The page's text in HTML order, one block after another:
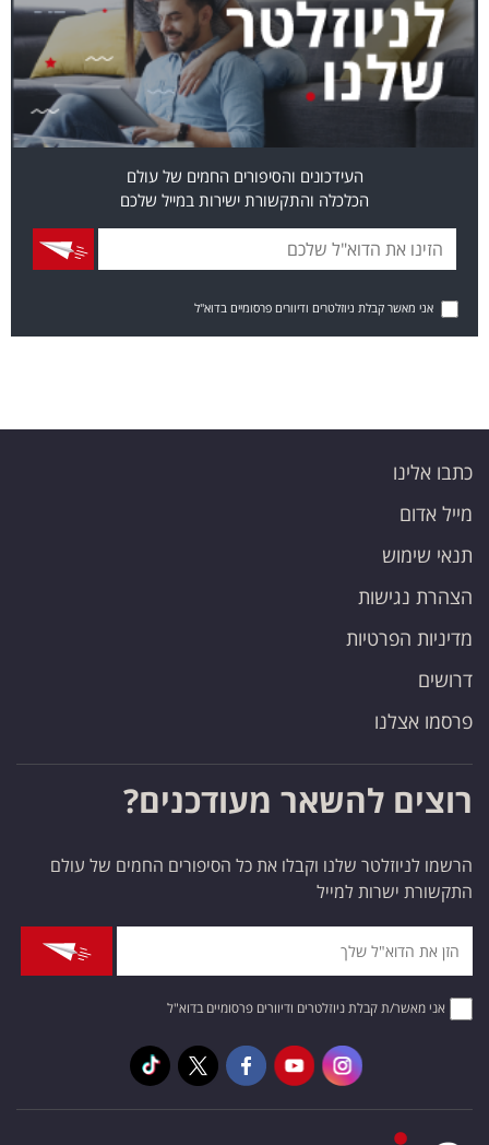
העידכונים והסיפורים החמים של עולם
הכלכלה והתקשורת ישירות במייל שלכם
אני מאשר קבלת ניוזלטרים ודיוורים פרסומיים בדוא"ל
כתבו אלינו
מייל אדום
תנאי שימוש
הצהרת נגישות
מדיניות הפרטיות
דרושים
פרסמו אצלנו
רוצים להשאר מעודכנים?
הרשמו לניוזלטר שלנו וקבלו את כל הסיפורים החמים של עולם
התקשורת ישרות למייל
אני מאשר/ת קבלת ניוזלטרים ודיוורים פרסומיים בדוא"ל